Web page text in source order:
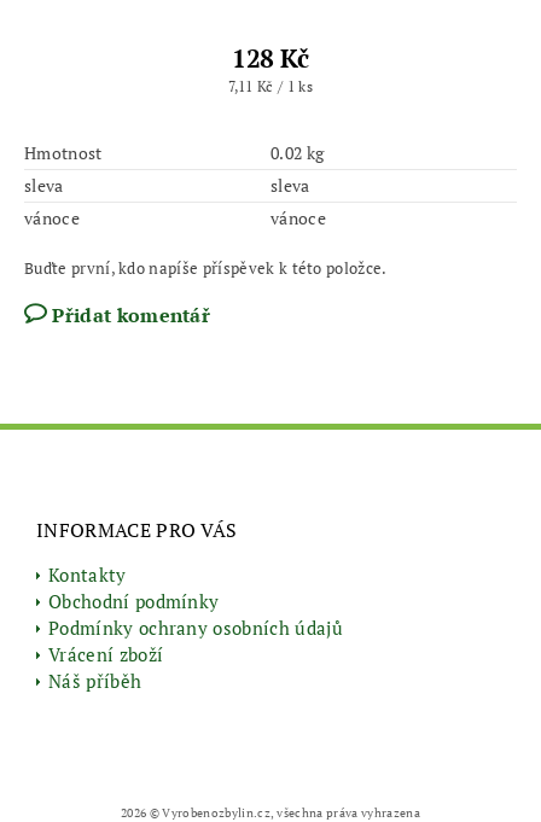
128 Kč
7,11 Kč / 1 ks
Hmotnost
0.02 kg
sleva
sleva
vánoce
vánoce
Buďte první, kdo napíše příspěvek k této položce.
Přidat komentář
INFORMACE PRO VÁS
Kontakty
Obchodní podmínky
Podmínky ochrany osobních údajů
Vrácení zboží
Náš příběh
2026 © Vyrobenozbylin.cz, všechna práva vyhrazena